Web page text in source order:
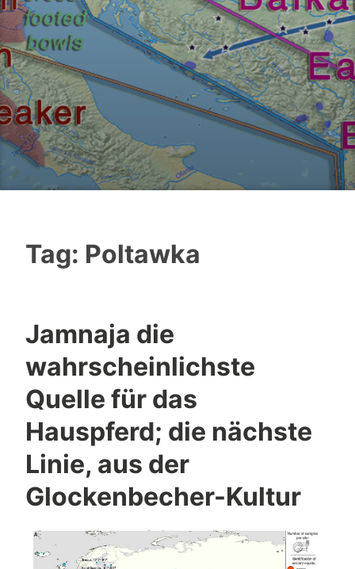
Tag: Poltawka
Jamnaja die
wahrscheinlichste
Quelle für das
Hauspferd; die nächste
Linie, aus der
Glockenbecher-Kultur